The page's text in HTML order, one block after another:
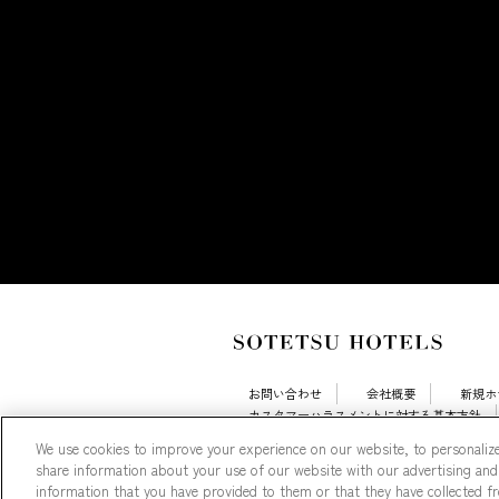
お問い合わせ 会社概要 新規
カスタマーハラスメントに対する基本方針
We use cookies to improve your experience on our website, to
share information about your use of our website with our advertising
information that you have provided to them or that they have collected